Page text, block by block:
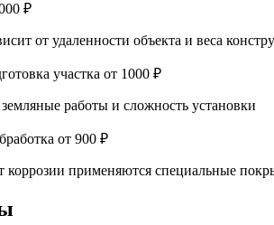
₽
от удаленности объекта и веса
участка от 1000 ₽
работы и сложность установки
от 900 ₽
коррозии применяются специальные